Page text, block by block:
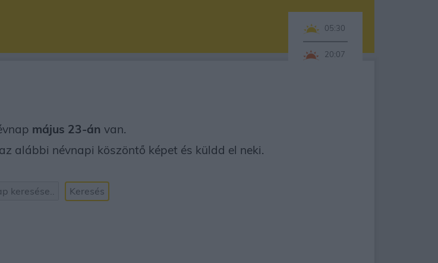
05:30
20:07
május 23-án van.
alábbi névnapi köszöntő képet és küldd el neki.
Keresés